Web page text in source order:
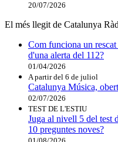
20/07/2026
El més llegit de Catalunya
Com funciona un rescat
d'una alerta del 112?
01/04/2026
A partir del 6 de juliol
Catalunya Música,
02/07/2026
TEST DE L'ESTIU
Juga al nivell 5 del test
10 preguntes noves?